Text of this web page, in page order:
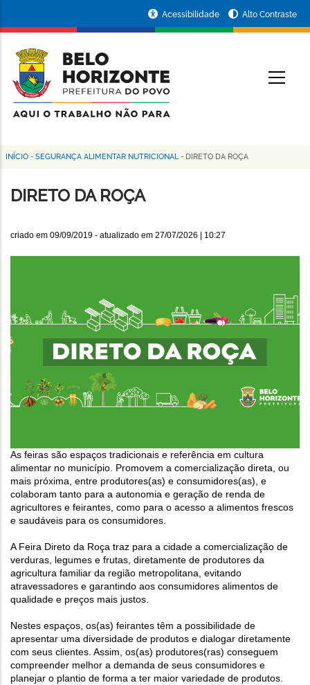
conteúdo
principal
da
Prefeitura
de
Horizonte
Acessibilidade Alto Contraste
Trilha
de
INÍCIO - SEGURANÇA ALIMENTAR NUTRICIONAL - DIRETO DA ROÇA
DIRETO DA ROÇA
criado em 09/09/2019 - atualizado em 27/07/2026 | 10:27
As feiras são espaços tradicionais e referência em cultura
alimentar no município. Promovem a comercialização direta, ou
mais próxima, entre produtores(as) e consumidores(as), e
colaboram tanto para a autonomia e geração de renda de
agricultores e feirantes, como para o acesso a alimentos frescos
e saudáveis para os consumidores.
A Feira Direto da Roça traz para a cidade a comercialização de
verduras, legumes e frutas, diretamente de produtores da
agricultura familiar da região metropolitana, evitando
atravessadores e garantindo aos consumidores alimentos de
qualidade e preços mais justos.
Nestes espaços, os(as) feirantes têm a possibilidade de
apresentar uma diversidade de produtos e dialogar diretamente
com seus clientes. Assim, os(as) produtores(ras) conseguem
compreender melhor a demanda de seus consumidores e
planejar o plantio de forma a ter maior variedade de produtos.